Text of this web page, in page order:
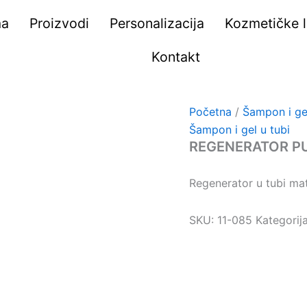
Proizvodi Personalizacija Kozmetičke
Kontakt
Početna / Šampon i
Šampon i gel u tubi
REGENERATOR
Regenerator u tubi
SKU: 11-085